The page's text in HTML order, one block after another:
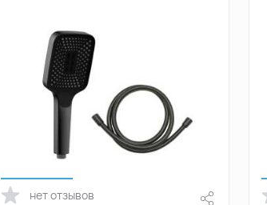
нет отзывов